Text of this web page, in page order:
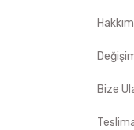
Bize